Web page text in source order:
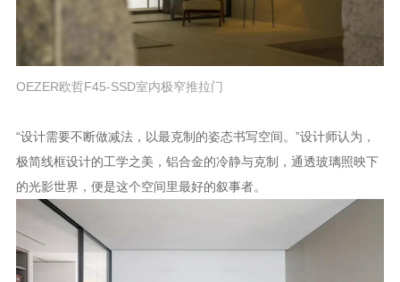
OEZER欧哲F45-SSD室内极窄推拉门
“设计需要不断做减法，以最克制的姿态书写空间。”设计师认为，
极简线框设计的工学之美，铝合金的冷静与克制，通透玻璃照映下
的光影世界，便是这个空间里最好的叙事者。